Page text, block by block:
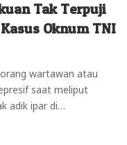
Tak Terpuji
Oknum TNI
orang wartawan atau
saat meliput
adik ipar di…